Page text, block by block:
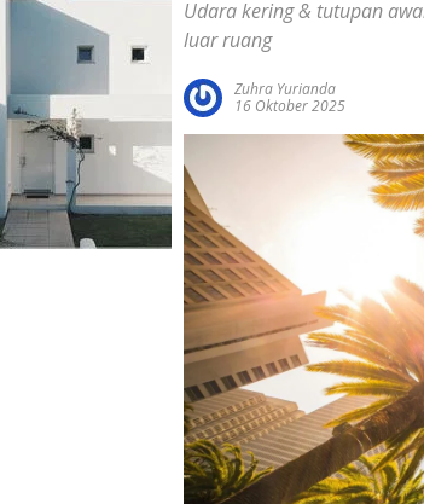
Udara kering & tutupan
luar ruang
Zuhra Yurianda
16 Oktober 2025